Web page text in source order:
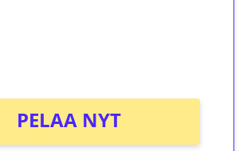
PELAA NYT